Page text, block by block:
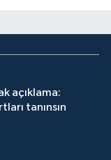
açıklama:
tanınsın